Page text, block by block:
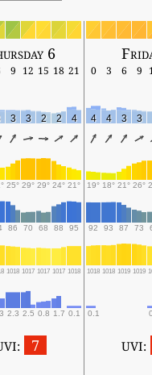
6
9 12 15 18 21 0 3 6 9
3 3 2 2 4 4 4 3 3
25° 29° 29° 24° 21° 19° 18° 21° 26°
86 70 68 88 95 92 93 87 73
1018 1017 1017 1017 1018 1018 1018 1019 1019
2.3 2.5 0.8 1.7 0.1 0.1
7 UVI: